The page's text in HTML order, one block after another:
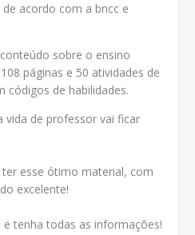
acordo com a bncc e
sobre o ensino
páginas e 50 atividades de
códigos de habilidades.
vida de professor vai ficar
ter esse ótimo material, com
excelente!
e tenha todas as informações!